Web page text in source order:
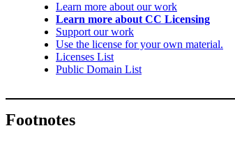
Learn more about our work
Learn more about CC Licensing
Support our work
Use the license for your own material.
Licenses List
Public Domain List
Footnotes